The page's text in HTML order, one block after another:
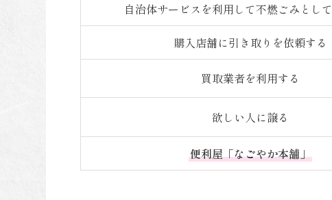
自治体サービスを利用して不燃ごみとし
購入店舗に引き取りを依頼する
買取業者を利用する
欲しい人に譲る
便利屋「なごやか本舗」